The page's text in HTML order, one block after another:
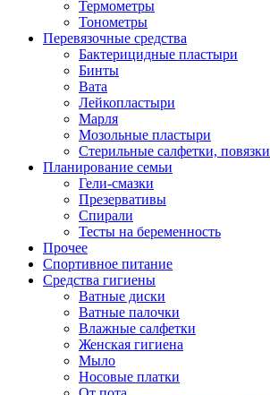
Термометры
Тонометры
Перевязочные средства
Бактерицидные пластыри
Бинты
Вата
Лейкопластыри
Марля
Мозольные пластыри
Стерильные салфетки, повязки
Планирование семьи
Гели-смазки
Презервативы
Спирали
Тесты на беременность
Прочее
Спортивное питание
Средства гигиены
Ватные диски
Ватные палочки
Влажные салфетки
Женская гигиена
Мыло
Носовые платки